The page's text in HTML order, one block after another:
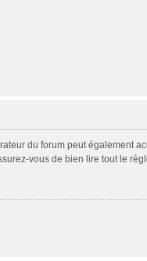
du forum peut également
vous de bien lire tout le